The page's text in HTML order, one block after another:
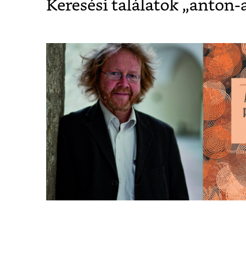
Keresési találatok „anton-